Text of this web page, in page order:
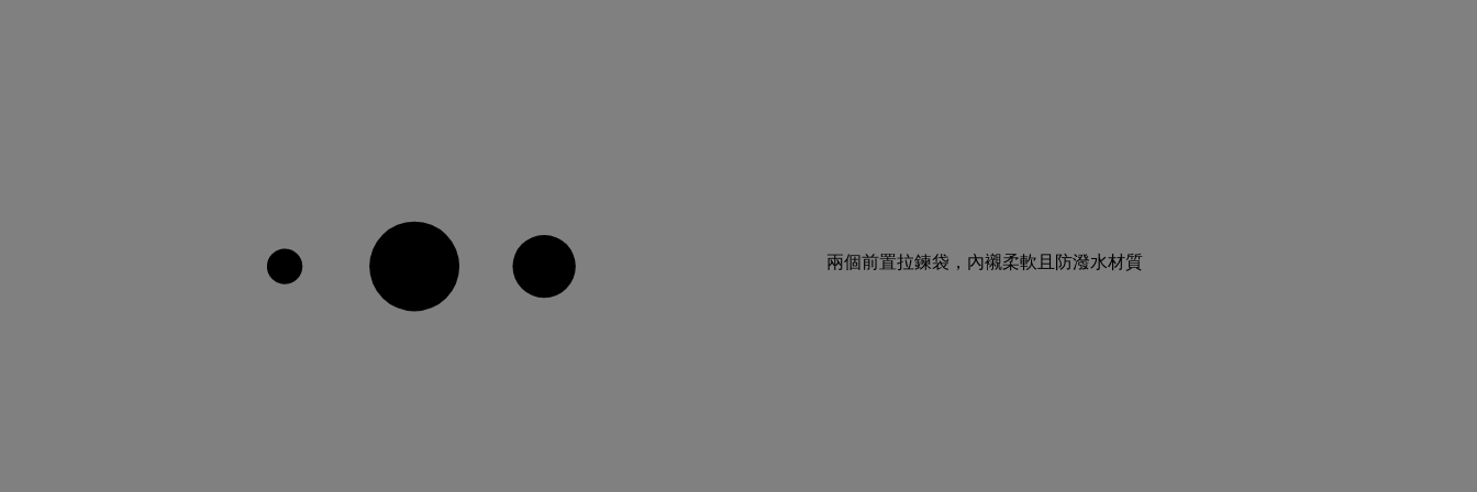
兩個前置拉鍊袋，內襯柔軟且防潑水材質